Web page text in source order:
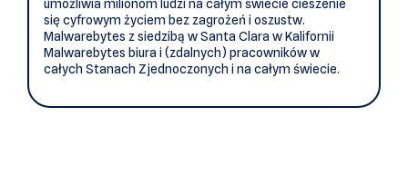
umożliwia milionom ludzi na całym świecie cieszenie
się cyfrowym życiem bez zagrożeń i oszustw.
Malwarebytes z siedzibą w Santa Clara w Kalifornii
Malwarebytes biura i (zdalnych) pracowników w
całych Stanach Zjednoczonych i na całym świecie.